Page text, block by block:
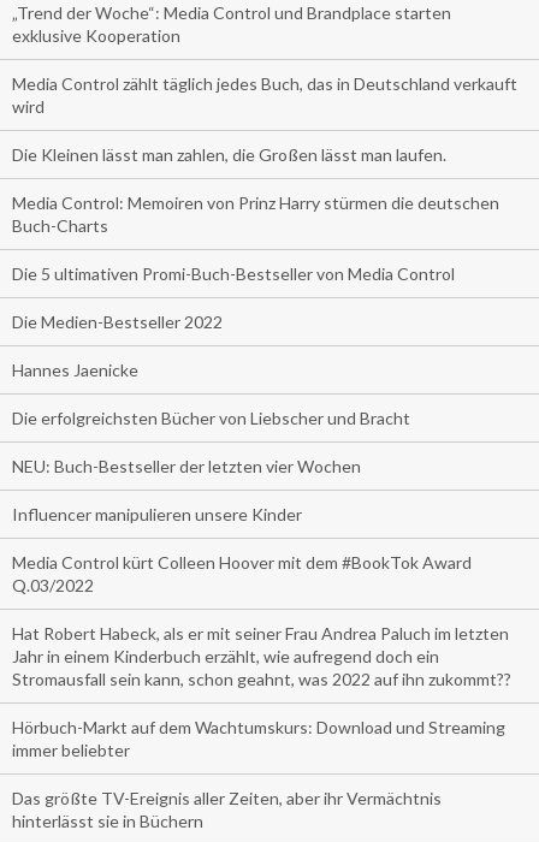
„Trend der Woche“: Media Control und Brandplace starten
exklusive Kooperation
Media Control zählt täglich jedes Buch, das in Deutschland verkauft
wird
Die Kleinen lässt man zahlen, die Großen lässt man laufen.
Media Control: Memoiren von Prinz Harry stürmen die deutschen
Buch-Charts
Die 5 ultimativen Promi-Buch-Bestseller von Media Control
Die Medien-Bestseller 2022
Hannes Jaenicke
Die erfolgreichsten Bücher von Liebscher und Bracht
NEU: Buch-Bestseller der letzten vier Wochen
Influencer manipulieren unsere Kinder
Media Control kürt Colleen Hoover mit dem #BookTok Award
Q.03/2022
Hat Robert Habeck, als er mit seiner Frau Andrea Paluch im letzten
Jahr in einem Kinderbuch erzählt, wie aufregend doch ein
Stromausfall sein kann, schon geahnt, was 2022 auf ihn zukommt??
Hörbuch-Markt auf dem Wachtumskurs: Download und Streaming
immer beliebter
Das größte TV-Ereignis aller Zeiten, aber ihr Vermächtnis
hinterlässt sie in Büchern